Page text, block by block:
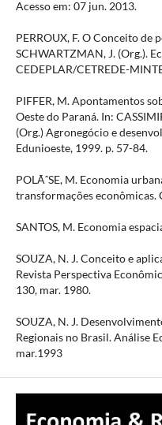
Acesso em: 07 jun. 2013.
PERROUX, F. O Conceito de
SCHWARTZMAN, J. (Org.).
CEDEPLAR/CETREDE-
PIFFER, M. Apontamentos
Oeste do Paraná. In:
(Org.) Agronegócio e
Edunioeste, 1999. p. 57-84.
POLÃˆSE, M. Economia
transformações econômicas.
SANTOS, M. Economia
SOUZA, N. J. Conceito e
Revista Perspectiva
130, mar. 1980.
SOUZA, N. J.
Regionais no Brasil. Análise
mar.1993